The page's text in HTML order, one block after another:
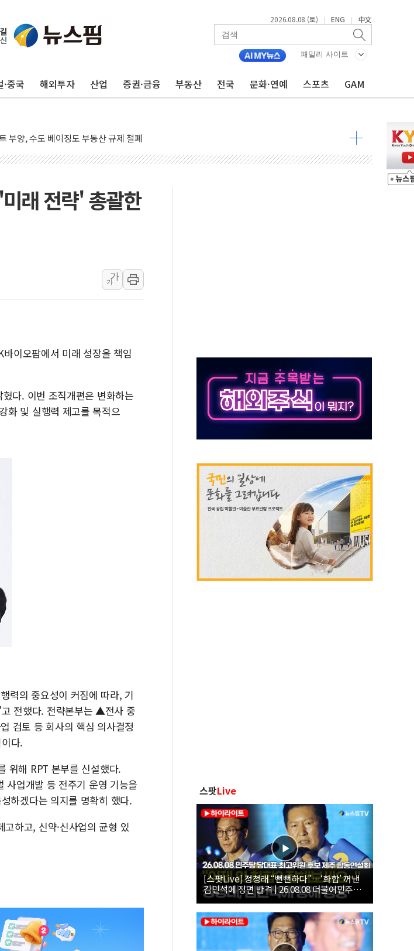
2026.08.08 (토) | ENG | 中文
패밀리 사이트
중국 해외투자 산업 증권·금융 부동산 전국 문화·연예 스포츠 GAM
풍랑주의보…10일까지 최대 3.5m 높은 물결
질환 사망 23명…정부, 비상대응기구 가동
서 수위 상승으로 피서객 7명 고립…전원 구조
'별똥별 멍' 운영…페르세우스 유성우 관측
던 90대 숨져…온열질환 여부 조사
허 기능시험 오전 집중 편성…체감온도 38도 넘으면 중단
주택 검토, 민주당 스스로 원칙 뒤집는 것"
지속…청주·진천 35도, 곳곳 소나기
·인천 경선 발표...김민석 '재역전' vs 정청래 '격차 확대'
예상 밖 부진에 연준 금리 인상 가능성 낮아지며 상승… STOXX 600 지수는 나흘 연속 최고치
꺾이나…고용 감소에 9월 동결 전망 우세
래 전략' 총괄한
가
가
이오팜에서 미래 성장을 책임
다. 이번 조직개편은 변화하는
화 및 실행력 제고를 목적으
력의 중요성이 커짐에 따라, 기
전했다. 전략본부는 ▲전사 중
검토 등 회사의 핵심 의사결정
다.
위해 RPT 본부를 신설했다.
사업개발 등 전주기 운영 기능을
하겠다는 의지를 명확히 했다.
하고, 신약·신사업의 균형 있
스팟Live
[스팟Live] 정청래 “뻔뻔하다”…‘화합’ 꺼낸
김민석에 정면 반격 | 26.08.08 더불어민주당
당대표·최고위원 후보 제주 합동연설회